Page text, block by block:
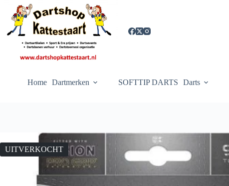
inhoud
Home Dartmerken SOFTTIP DARTS Darts
UITVERKOCHT